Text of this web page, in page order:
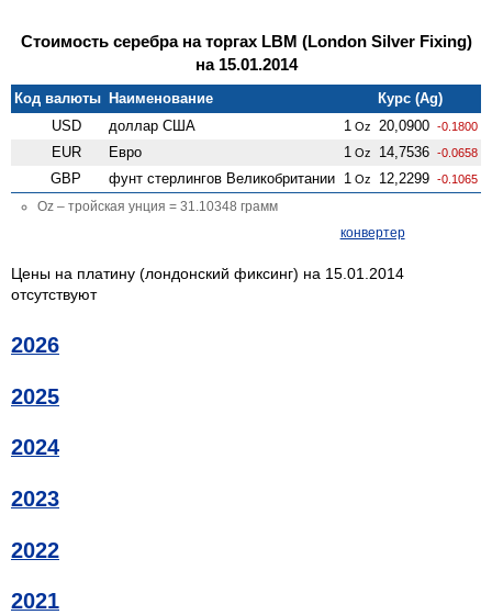
Стоимость серебра на торгах LBM (London Silver Fixing)
на 15.01.2014
Код валюты Наименование
Курс (Ag)
USD
доллар США 1 Oz 20,0900 -0.1800
EUR Евро 1 Oz 14,7536 -0.0658
GBP фунт стерлингов Велико­британии 1 Oz 12,2299 -0.1065
Oz – тройская унция = 31.10348 грамм
конвертер
Цены на платину (лондонский фиксинг) на 15.01.2014
отсутствуют
2026
2025
2024
2023
2022
2021